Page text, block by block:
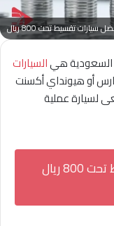
سيارات تقسيط تحت 800 ريال
السيارات
أو هيونداي أكسنت
لسيارة عملية
تصفح أقوى عروض سيارات تقسيط تحت 800 ريال